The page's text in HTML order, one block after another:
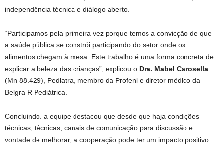
independência técnica e diálogo aberto.
“Participamos pela primeira vez porque temos a convicção de que
a saúde pública se constrói participando do setor onde os
alimentos chegam à mesa. Este trabalho é uma forma concreta de
explicar a beleza das crianças”, explicou o Dra. Mabel Carosella
(Mn 88.429), Pediatra, membro da Profeni e diretor médico da
Belgra R Pediátrica.
Concluindo, a equipe destacou que desde que haja condições
técnicas, técnicas, canais de comunicação para discussão e
vontade de melhorar, a cooperação pode ter um impacto positivo.